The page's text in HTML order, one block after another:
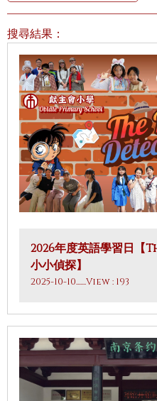
搜尋結果：
2026年度英語學習日
小小偵探】
2025-10-10.......View : 193